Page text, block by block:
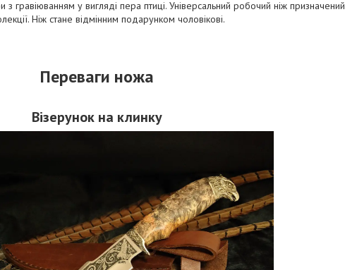
з гравіюванням у вигляді пера птиці. Універсальний робочий ніж призначений
Ніж стане відмінним подарунком чоловікові.
Переваги ножа
Візерунок на клинку